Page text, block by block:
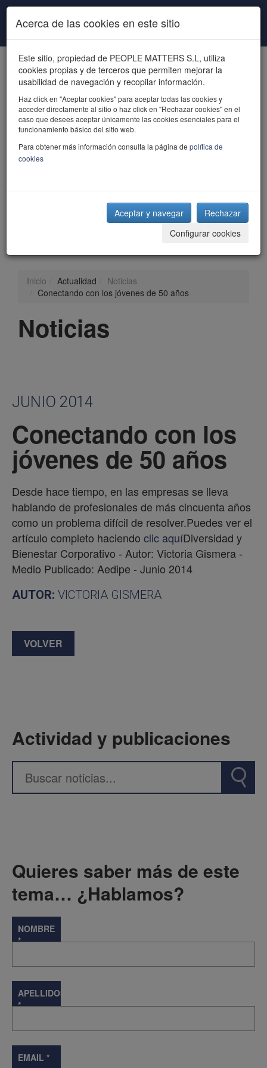
Pasar al contenido principal
powered by talent
Inicio Actualidad
Noticias
Conectando con los jóvenes de 50 años
Noticias
JUNIO 2014
Conectando con los
jóvenes de 50 años
Desde hace tiempo, en las empresas se lleva
hablando de profesionales de más cincuenta años
como un problema difícil de resolver.Puedes ver el
artículo completo haciendo clic aquíDiversidad y
Bienestar Corporativo - Autor: Victoria Gismera -
Medio Publicado: Aedipe - Junio 2014
AUTOR: VICTORIA GISMERA
VOLVER
Actividad y publicaciones
Quieres saber más de este
tema… ¿Hablamos?
NOMBRE
*
APELLIDOS
*
EMAIL *
Acerca de las cookies en este sitio
Este sitio, propiedad de PEOPLE MATTERS S.L, utiliza
cookies propias y de terceros que permiten mejorar la
usabilidad de navegación y recopilar información.
Haz click en "Aceptar cookies" para aceptar todas las cookies y
acceder directamente al sitio o haz click en "Rechazar cookies" en el
caso que desees aceptar únicamente las cookies esenciales para el
funcionamiento básico del sitio web.
Para obtener más información consulta la página de política de
cookies
Aceptar y navegar
Rechazar
Configurar cookies